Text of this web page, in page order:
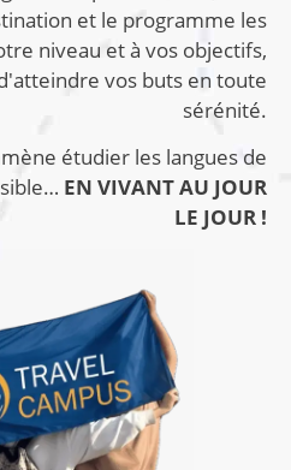
et le programme les
niveau et à vos objectifs,
vos buts en toute
sérénité.
étudier les langues de
EN VIVANT AU JOUR
LE JOUR !